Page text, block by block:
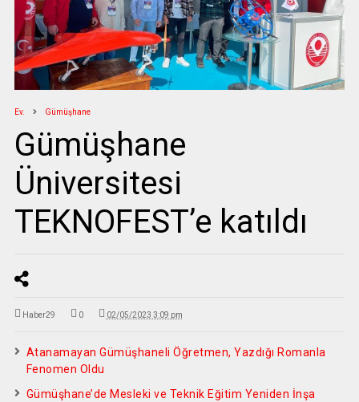
Ev. Gümüşhane
Gümüşhane
Üniversitesi
TEKNOFEST’e katıldı
Haber29 0 02/05/2023 3:09 pm
Atanamayan Gümüşhaneli Öğretmen, Yazdığı Romanla
Fenomen Oldu
Gümüşhane’de Mesleki ve Teknik Eğitim Yeniden İnşa